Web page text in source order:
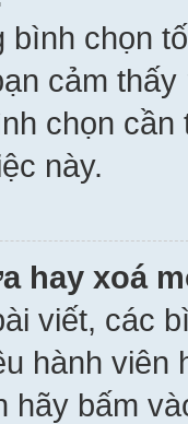
chọn
cảm
chọn
này.
hay xoá
viết, các
hành
hãy bấm